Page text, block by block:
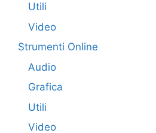
Utili
Video
Strumenti Online
Audio
Grafica
Utili
Video